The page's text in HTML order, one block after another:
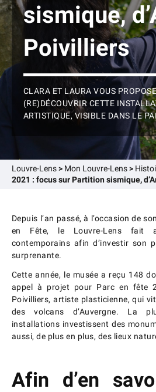
sismique,
Poivilliers
CLARA ET LAURA VOUS
(RE)DÉCOUVRIR CETTE
ARTISTIQUE, VISIBLE DANS LE
Louvre-Lens> Mon Louvre-Lens>
2021 : focus sur Partition sismique,
Depuis l’an passé, à l’occasion de
en Fête, le Louvre-Lens fait
contemporains afin d’investir son
surprenante.
Cette année, le musée a reçu 148
appel à projet pour Parc en fête
Poivilliers, artiste plasticienne, qui
des volcans d’Auvergne. La
installations investissent des
aussi, de plus en plus, des lieux
Afin d’en